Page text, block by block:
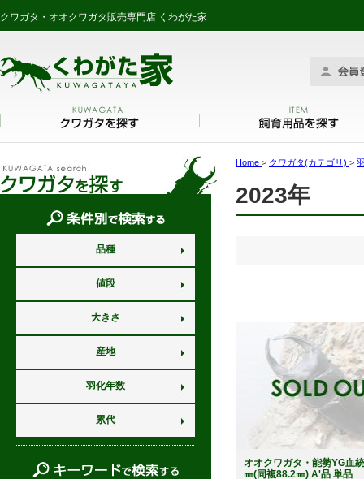
クワガタ・オオクワガタ販売専門店 くわがた家
Home > クワガタ(カテゴリ) >
2023年
オオクワガタ・能勢YG血
㎜(同複88.2㎜) A'
品種
値段
大きさ
産地
羽化年数
累代